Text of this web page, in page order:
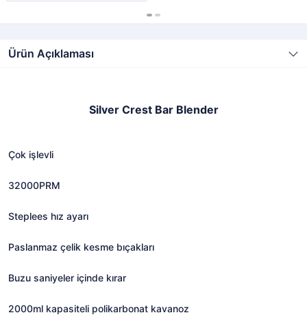
Ürün Açıklaması
Silver Crest Bar Blender
Çok işlevli
32000PRM
Steplees hız ayarı
Paslanmaz çelik kesme bıçakları
Buzu saniyeler içinde kırar
2000ml kapasiteli polikarbonat kavanoz